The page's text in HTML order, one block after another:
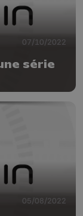
07/10/2022
série
05/08/2022